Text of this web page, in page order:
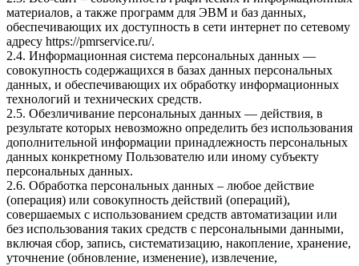
материалов, а также программ для ЭВМ и баз данных,
обеспечивающих их доступность в сети интернет по сетевому
адресу https://pmrservice.ru/.
2.4. Информационная система персональных данных —
совокупность содержащихся в базах данных персональных
данных, и обеспечивающих их обработку информационных
технологий и технических средств.
2.5. Обезличивание персональных данных — действия, в
результате которых невозможно определить без использования
дополнительной информации принадлежность персональных
данных конкретному Пользователю или иному субъекту
персональных данных.
2.6. Обработка персональных данных – любое действие
(операция) или совокупность действий (операций),
совершаемых с использованием средств автоматизации или
без использования таких средств с персональными данными,
включая сбор, запись, систематизацию, накопление, хранение,
уточнение (обновление, изменение), извлечение,